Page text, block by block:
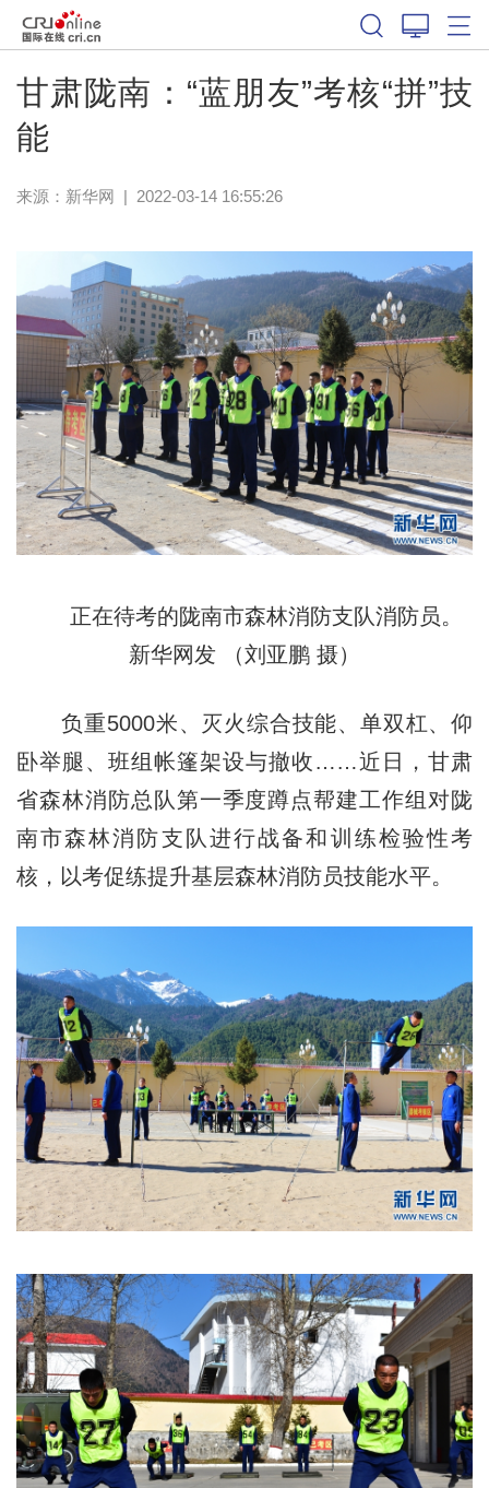
甘肃陇南：“蓝朋友”考核“拼”技
能
来源： 新华网 | 2022-03-14 16:55:26
正在待考的陇南市森林消防支队消防员。
新华网发 （刘亚鹏 摄）
负重5000米、灭火综合技能、单双杠、仰
卧举腿、班组帐篷架设与撤收……近日，甘肃
省森林消防总队第一季度蹲点帮建工作组对陇
南市森林消防支队进行战备和训练检验性考
核，以考促练提升基层森林消防员技能水平。